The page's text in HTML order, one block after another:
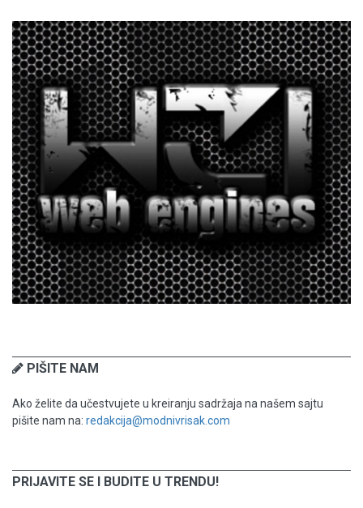
PIŠITE NAM
Ako želite da učestvujete u kreiranju sadržaja na našem sajtu
pišite nam na: redakcija@modnivrisak.com
PRIJAVITE SE I BUDITE U TRENDU!